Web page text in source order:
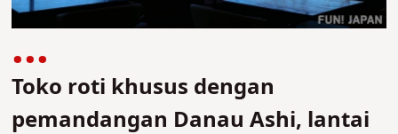
Toko roti khusus dengan
pemandangan Danau Ashi, lantai